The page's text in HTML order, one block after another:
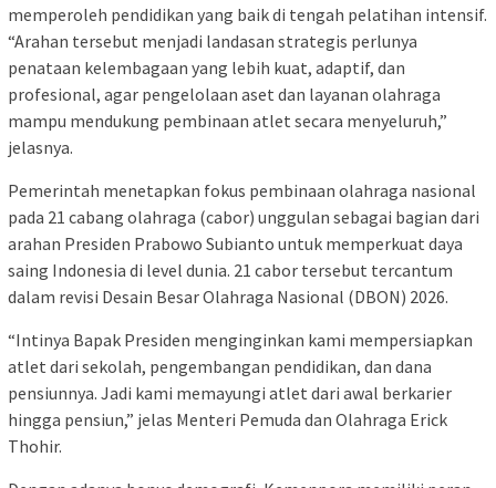
memperoleh pendidikan yang baik di tengah pelatihan intensif.
“Arahan tersebut menjadi landasan strategis perlunya
penataan kelembagaan yang lebih kuat, adaptif, dan
profesional, agar pengelolaan aset dan layanan olahraga
mampu mendukung pembinaan atlet secara menyeluruh,”
jelasnya.
Pemerintah menetapkan fokus pembinaan olahraga nasional
pada 21 cabang olahraga (cabor) unggulan sebagai bagian dari
arahan Presiden Prabowo Subianto untuk memperkuat daya
saing Indonesia di level dunia. 21 cabor tersebut tercantum
dalam revisi Desain Besar Olahraga Nasional (DBON) 2026.
“Intinya Bapak Presiden menginginkan kami mempersiapkan
atlet dari sekolah, pengembangan pendidikan, dan dana
pensiunnya. Jadi kami memayungi atlet dari awal berkarier
hingga pensiun,” jelas Menteri Pemuda dan Olahraga Erick
Thohir.